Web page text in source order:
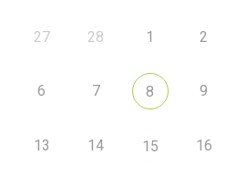
27 28 1 2
6 7 8 9
13 14 15 16